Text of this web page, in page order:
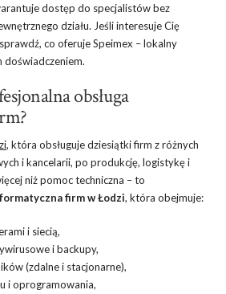
dostęp do specjalistów bez
działu. Jeśli interesuje Cię
co oferuje Speimex – lokalny
obsługa
, która obsługuje dziesiątki firm z różnych
i kancelarii, po produkcję, logistykę i
niż pomoc techniczna – to
firm w Łodzi, która obejmuje:
i siecią,
i backupy,
(zdalne i stacjonarne),
i oprogramowania,